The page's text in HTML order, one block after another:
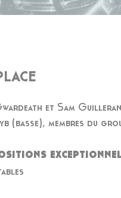
et Sam
membres du